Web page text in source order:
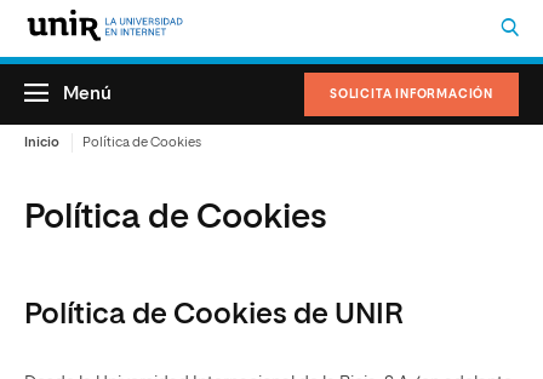
SOLICITA INFORMACIÓN
Menú
Inicio Política de Cookies
Política de Cookies
Política de Cookies de UNIR